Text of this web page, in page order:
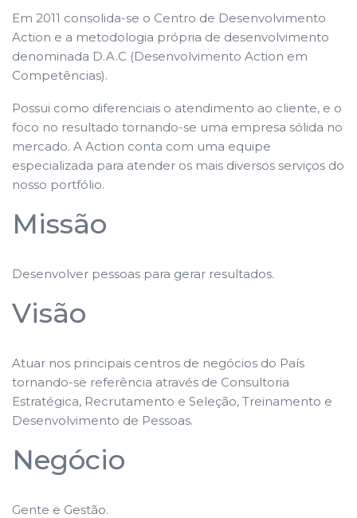
Em 2011 consolida-se o Centro de Desenvolvimento
Action e a metodologia própria de desenvolvimento
denominada D.A.C (Desenvolvimento Action em
Competências).
Possui como diferenciais o atendimento ao cliente, e o
foco no resultado tornando-se uma empresa sólida no
mercado. A Action conta com uma equipe
especializada para atender os mais diversos serviços do
nosso portfólio.
Missão
Desenvolver pessoas para gerar resultados.
Visão
Atuar nos principais centros de negócios do País
tornando-se referência através de Consultoria
Estratégica, Recrutamento e Seleção, Treinamento e
Desenvolvimento de Pessoas.
Negócio
Gente e Gestão.